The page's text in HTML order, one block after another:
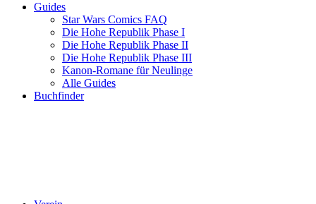
Guides
Star Wars Comics FAQ
Die Hohe Republik Phase I
Die Hohe Republik Phase II
Die Hohe Republik Phase III
Kanon-Romane für Neulinge
Alle Guides
Buchfinder